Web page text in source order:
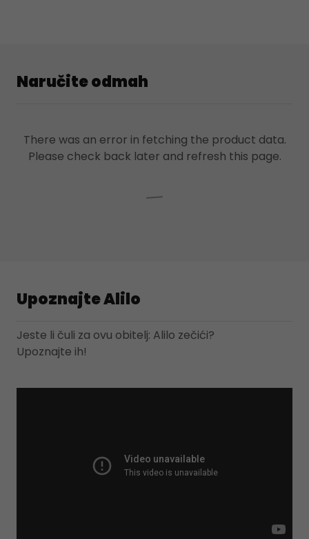
Naručite odmah
There was an error in fetching the product data.
Please check back later and refresh this page.
Upoznajte Alilo
Jeste li čuli za ovu obitelj: Alilo zečići?
Upoznajte ih!